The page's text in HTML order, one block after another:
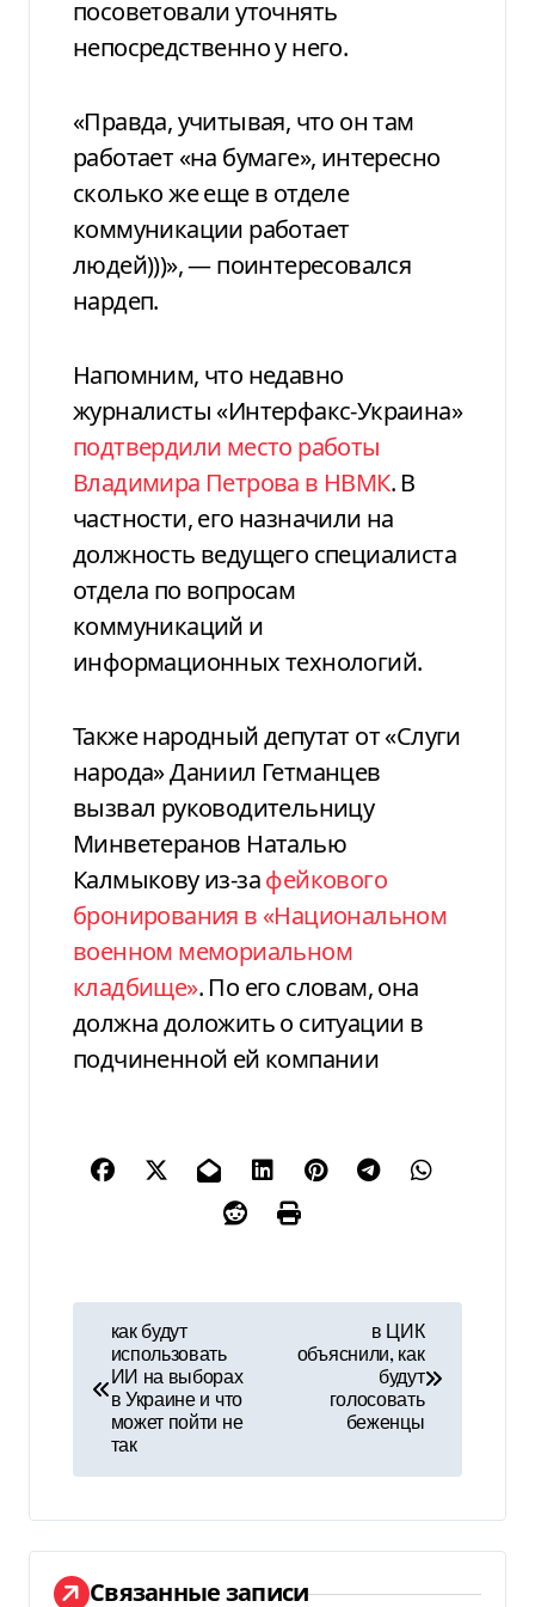
посоветовали уточнять
непосредственно у него.
«Правда, учитывая, что он там
работает «на бумаге», интересно
сколько же еще в отделе
коммуникации работает
людей)))», — поинтересовался
нардеп.
Напомним, что недавно
журналисты «Интерфакс-Украина»
подтвердили место работы
Владимира Петрова в НВМК. В
частности, его назначили на
должность ведущего специалиста
отдела по вопросам
коммуникаций и
информационных технологий.
Также народный депутат от «Слуги
народа» Даниил Гетманцев
вызвал руководительницу
Минветеранов Наталью
Калмыкову из-зафейкового
бронирования в «Национальном
военном мемориальном
кладбище». По его словам, она
должна доложить о ситуации в
подчиненной ей компании
и
г
а
как будут
использовать
ИИ на выборах
в Украине и что
может пойти не
так
в ЦИК
объяснили, как
будут
голосовать
беженцы
Связанные записи